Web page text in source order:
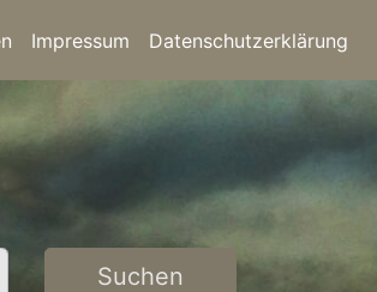
Impressum Datenschutzerklärung
Suchen